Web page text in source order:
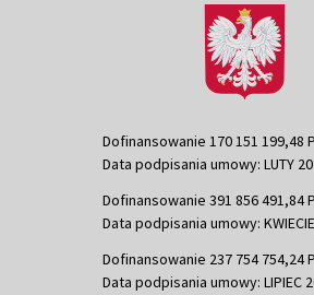
Dofinansowanie 170 151 199,48
Data podpisania umowy: LUTY
Dofinansowanie 391 856 491,84
Data podpisania umowy:
Dofinansowanie 237 754 754,24
Data podpisania umowy: LIPIEC